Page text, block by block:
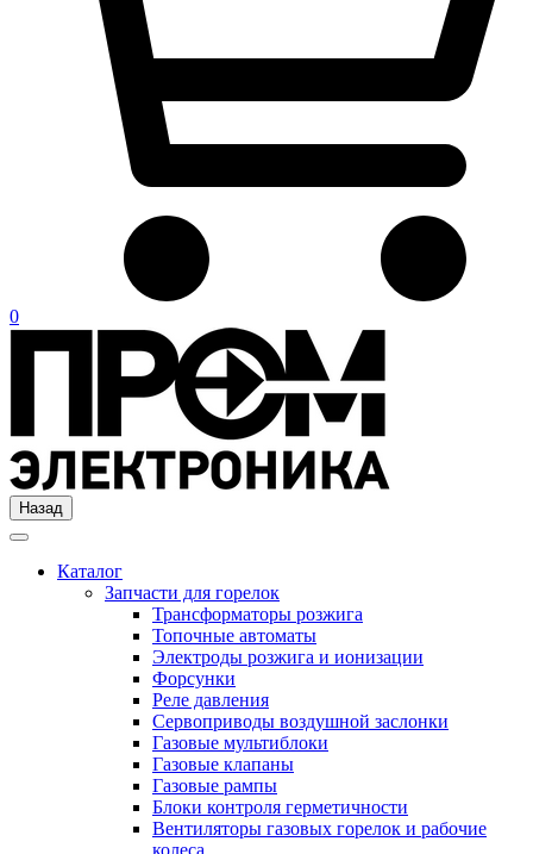
0
Назад
Каталог
Запчасти для горелок
Трансформаторы розжига
Топочные автоматы
Электроды розжига и ионизации
Форсунки
Реле давления
Сервоприводы воздушной заслонки
Газовые мультиблоки
Газовые клапаны
Газовые рампы
Блоки контроля герметичности
Вентиляторы газовых горелок и рабочие
колеса